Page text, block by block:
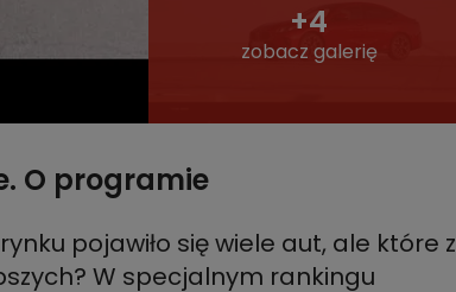
+4
zobacz galerię
O programie
pojawiło się wiele aut, ale które z
W specjalnym rankingu